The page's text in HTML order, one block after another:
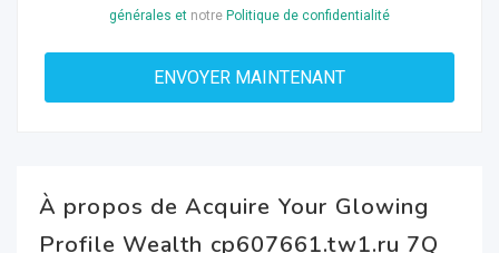
générales et notre Politique de confidentialité
À propos de Acquire Your Glowing
Profile Wealth cp607661.tw1.ru 7Q